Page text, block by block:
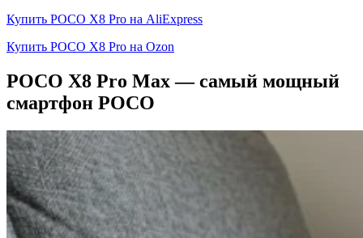
Купить POCO X8 Pro на AliExpress
Купить POCO X8 Pro на Ozon
POCO X8 Pro Max — самый мощный
смартфон POCO